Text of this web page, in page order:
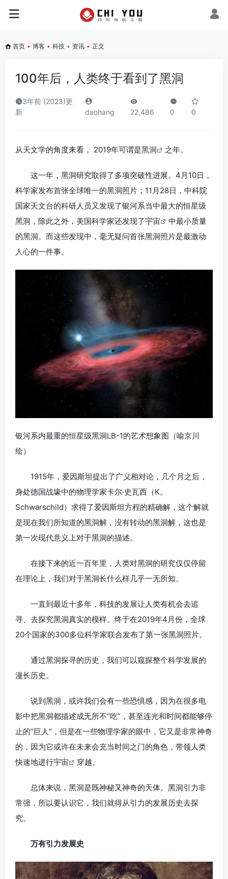
首页 • 博客 • 科技 • 资讯 • 正文
100年后，人类终于看到了黑洞
3年前 (2023)更
新
daohang 22,486 0 0
从天文学的角度来看， 2019年可谓是黑洞 之年。
这一年，黑洞研究取得了多项突破性进展。4月10日，
科学家发布首张全球唯一的黑洞照片；11月28日，中科院
国家天文台的科研人员又发现了银河系当中最大的恒星级
黑洞，除此之外，美国科学家还发现了宇宙
中最小质量
的黑洞。而这些发现中，毫无疑问首张黑洞照片是最激动
人心的一件事。
银河系内最重的恒星级黑洞LB-1的艺术想象图（喻京川
绘）
1915年，爱因斯坦提出了广义相对论，几个月之后，
身处德国战壕中的物理学家卡尔·史瓦西（K。
Schwarschild）求得了爱因斯坦方程的精确解，这个解就
是现在我们所知道的黑洞解，没有转动的黑洞解，这也是
第一次现代意义上对于黑洞的描述。
在接下来的近一百年里，人类对黑洞的研究仅仅停留
在理论上，我们对于黑洞长什么样几乎一无所知。
一直到最近十多年，科技的发展让人类有机会去追
寻、去探究黑洞真实的模样。终于在2019年4月份，全球
20个国家的300多位科学家联合发布了第一张黑洞照片。
通过黑洞探寻的历史，我们可以窥探整个科学发展的
漫长历史。
说到黑洞，或许我们会有一些恐惧感，因为在很多电
影中把黑洞都描述成无所不“吃”，甚至连光和时间都能够停
止的“巨人”，但是在一些物理学家的眼中，它又是非常神奇
的，因为它或许在未来会充当时间之门的角色，带领人类
快速地进行宇宙 穿越。
总体来说，黑洞是既神秘又神奇的天体。黑洞引力非
常强，所以要认识它，我们就得从引力的发展历史去探
究。
万有引力发展史